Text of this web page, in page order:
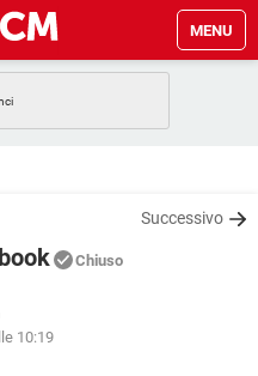
MENU
WHATSAPP
GAMING
WINDOWS 10
Successivo
Chiuso
10:19